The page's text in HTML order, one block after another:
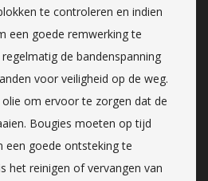
te controleren en indien
een goede remwerking te
de bandenspanning
voor veiligheid op de weg.
om ervoor te zorgen dat de
Bougies moeten op tijd
een goede ontsteking te
het reinigen of vervangen van